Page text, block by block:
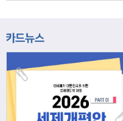
니다. 배움이 쌓이는 시간, 인적자본 학교에
가는 과정입니다. 수업을 통해 배우는 전공
지식, 친구들과의 협업, 다양한 활동 속에서
얻는 문제 해결 경험은 모두 개인의 역량으
로 축적됩니다. 경제학에서는 이.......